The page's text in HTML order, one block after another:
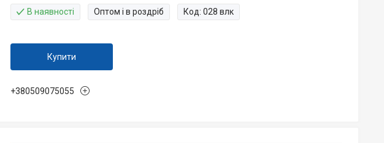
В наявності Оптом і в роздріб Код: 028 влк
Купити
+380509075055